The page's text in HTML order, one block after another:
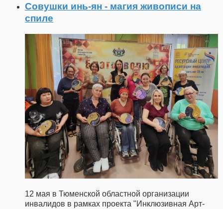
Совушки инь-ян - магия живописи на
спиле
12 мая в Тюменской областной организации
инвалидов в рамках проекта "Инклюзивная Арт-